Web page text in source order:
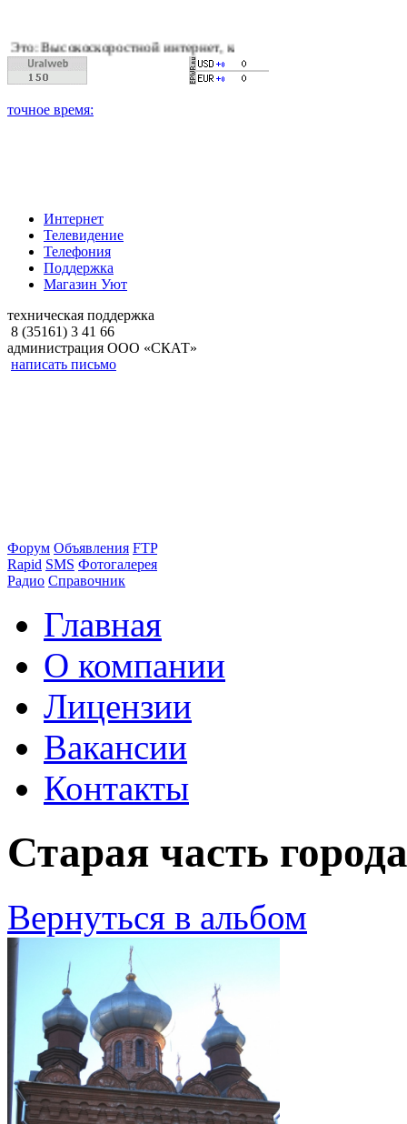
интернет, качественное цифровое и кабельное
Интернет
Телевидение
Телефония
Поддержка
Магазин Уют
техническая поддержка
8 (35161) 3 41 66
администрация ООО «СКАТ»
написать письмо
Форум Объявления FTP
Rapid SMS Фотогалерея
Радио Справочник
Главная
О компании
Лицензии
Вакансии
Контакты
Старая часть
Вернуться в альбом